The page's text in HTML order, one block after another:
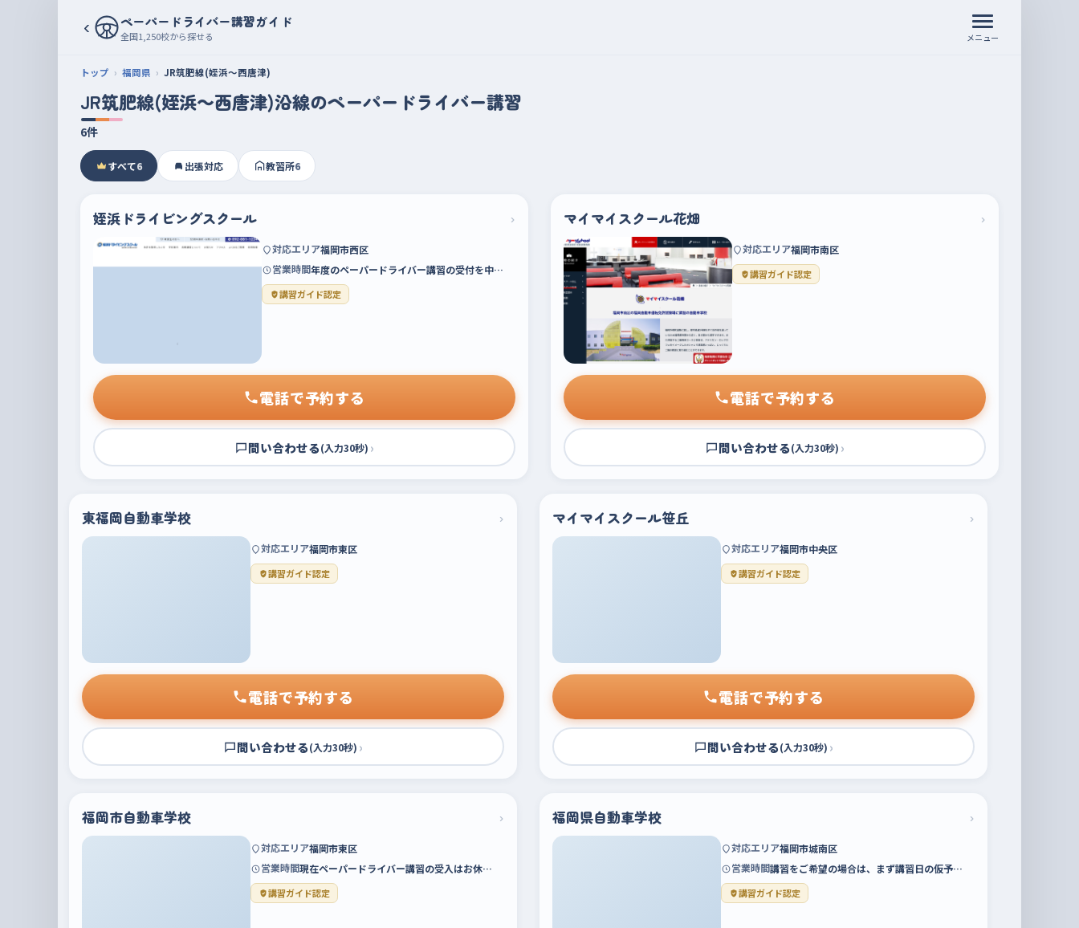
‹ ペーパードライバー講習ガイド
全国1,250校から探せる メニュー
トップ 福岡県 JR筑肥線(姪浜～西唐津)
JR筑肥線(姪浜～西唐津)沿線のペーパードライバー講習
6件
すべて6 出張対応 教習所6
姪浜ドライビングスクール ›
対応エリア福岡市西区
営業時間年度のペーパードライバー講習の受付を中…
講習ガイド認定
電話で予約する
問い合わせる(入力30秒) ›
マイマイスクール花畑 ›
対応エリア福岡市南区
講習ガイド認定
電話で予約する
問い合わせる(入力30秒) ›
東福岡自動車学校 ›
対応エリア福岡市東区
講習ガイド認定
電話で予約する
問い合わせる(入力30秒) ›
マイマイスクール笹丘 ›
対応エリア福岡市中央区
講習ガイド認定
電話で予約する
問い合わせる(入力30秒) ›
福岡市自動車学校 ›
対応エリア福岡市東区
営業時間現在ペーパードライバー講習の受入はお休…
講習ガイド認定
福岡県自動車学校 ›
対応エリア福岡市城南区
営業時間講習をご希望の場合は、まず講習日の仮予…
講習ガイド認定